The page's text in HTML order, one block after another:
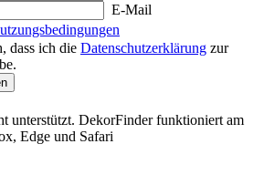
E-Mail
dass ich die Datenschutzerklärung zur
unterstützt. DekorFinder funktioniert am
Edge und Safari